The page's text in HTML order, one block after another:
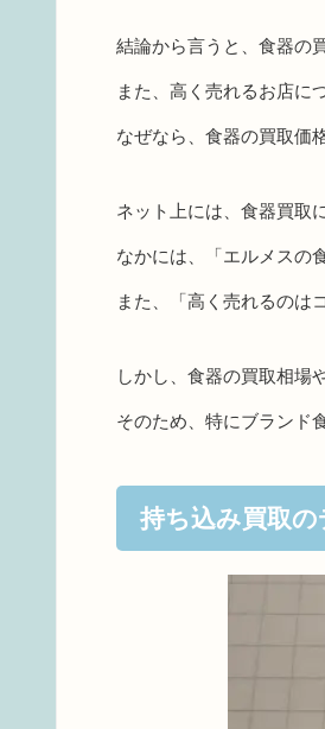
結論から言うと、食器の
また、高く売れるお店に
なぜなら、食器の買取価
ネット上には、食器買取
なかには、「エルメスの
また、「高く売れるのは
しかし、食器の買取相場
そのため、特にブランド
持ち込み買取の